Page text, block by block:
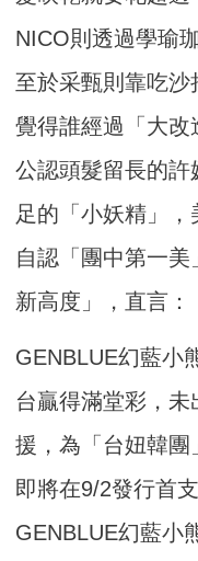
NICO則透過學瑜
至於采甄則靠吃沙
覺得誰經過「大
公認頭髮留長的
足的「小妖精」
自認「團中第一
新高度」，直言：
GENBLUE幻藍小
台贏得滿堂彩，
援，為「台妞韓團
即將在9/2發行首
GENBLUE幻藍小